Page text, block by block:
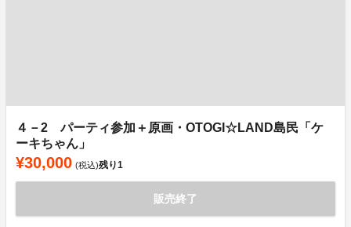
４－2 パーティ参加＋原画・OTOGI☆LAND島民「ケ
ーキちゃん」
¥30,000 (税込)残り1
販売終了